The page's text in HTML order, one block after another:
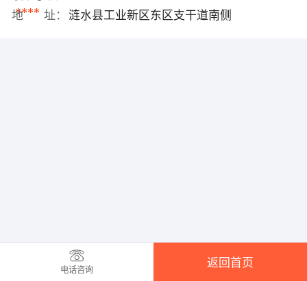
****
地 址： 涟水县工业新区东区支干道南侧
电话咨询
返回首页